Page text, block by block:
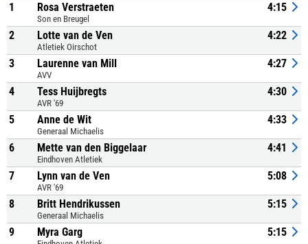
1 Rosa Verstraeten
Son en Breugel
4:15
2 Lotte van de Ven
Atletiek Oirschot
4:22
3 Laurenne van Mill
AVV
4:27
4 Tess Huijbregts
AVR '69
4:30
5 Anne de Wit
Generaal Michaelis
4:33
6 Mette van den Biggelaar
Eindhoven Atletiek
4:41
7 Lynn van de Ven
AVR '69
5:08
8 Britt Hendrikussen
Generaal Michaelis
5:15
9 Myra Garg 5:15